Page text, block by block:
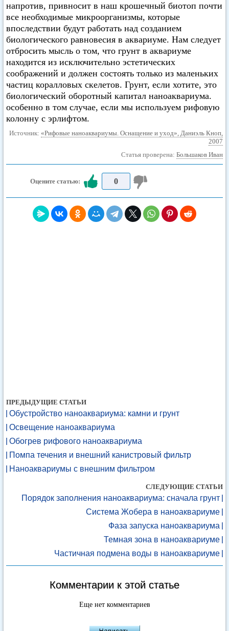
напротив, привносит в наш крошечный биотоп почти
все необходимые микроорганизмы, которые
впоследствии будут работать над созданием
биологического равновесия в аквариуме. Нам следует
отбросить мысль о том, что грунт в аквариуме
находится из исключительно эстетических
соображений и должен состоять только из маленьких
частиц коралловых скелетов. Грунт, если хотите, это
биологический оборотный капитал наноаквариума.
особенно в том случае, если мы используем рифовую
колонну с эрлифтом.
Источник: «Рифовые наноаквариумы. Оснащение и уход», Даниэль Кноп,
2007
Статья проверена: Большаков Иван
Оцените статью: 0
ПРЕДЫДУЩИЕ СТАТЬИ
Обустройство наноаквариума: камни и грунт
Освещение наноаквариума
Обогрев рифового наноаквариума
Помпа течения и внешний канистровый фильтр
Наноаквариумы с внешним фильтром
СЛЕДУЮЩИЕ СТАТЬИ
Порядок заполнения наноаквариума: сначала грунт
Система Жобера в наноаквариуме
Фаза запуска наноаквариума
Темная зона в наноаквариуме
Частичная подмена воды в наноаквариуме
Комментарии к этой статье
Еще нет комментариев